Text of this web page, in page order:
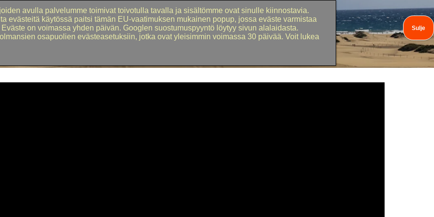
avulla palvelumme toimivat toivotulla tavalla ja sisältömme ovat sinulle kiinnostavia.
evästeitä käytössä paitsi tämän EU-vaatimuksen mukainen popup, jossa eväste varmistaa
on voimassa yhden päivän. Googlen suostumuspyyntö löytyy sivun alalaidasta.
osapuolien evästeasetuksiin, jotka ovat yleisimmin voimassa 30 päivää. Voit lukea